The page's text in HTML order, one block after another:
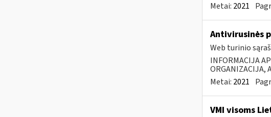
Metai: 2021
Antivirusinės
Web turinio
INFORMACIJA
ORGANIZACIJA,
Metai: 2021
VMI visoms